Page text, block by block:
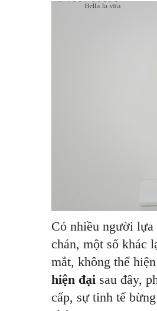
Có nhiều người lựa
chán, một số khác
mắt, không thể
hiện đại sau đây,
cấp, sự tinh tế